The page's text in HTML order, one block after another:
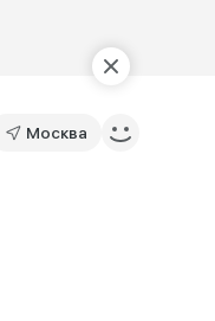
Москва